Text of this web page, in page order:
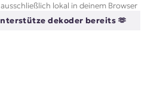
lokal in deinem Browser
dekoder bereits 🫶